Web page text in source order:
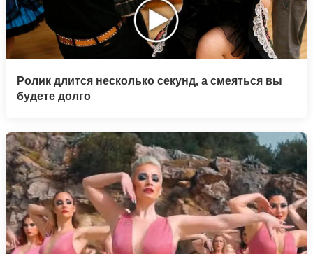
Ролик длится несколько секунд, а смеяться вы
будете долго